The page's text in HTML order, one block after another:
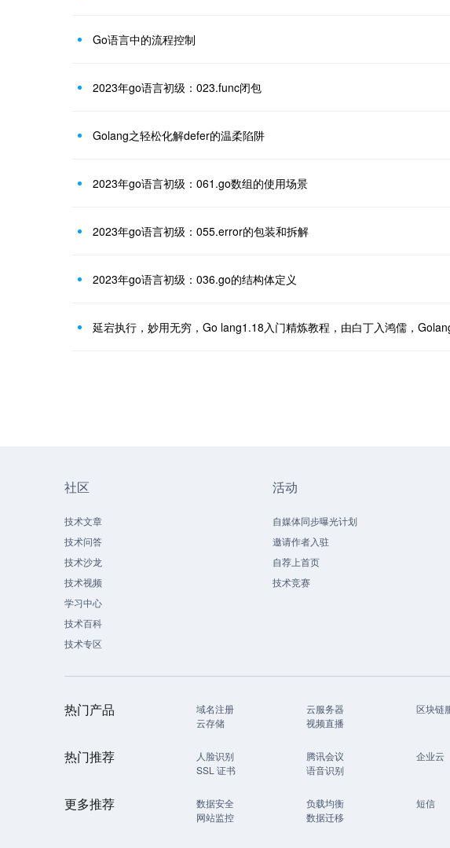
Go语言中的流程控制
2023年go语言初级：023.func闭包
Golang之轻松化解defer的温柔陷阱
2023年go语言初级：061.go数组的使用场景
2023年go语言初级：055.error的包装和拆解
2023年go语言初级：036.go的结构体定义
社区
技术文章
技术问答
技术沙龙
技术视频
学习中心
技术百科
技术专区
活动
自媒体同步曝光计划
邀请作者入驻
自荐上首页
技术竞赛
热门产品 域名注册 云服务器 区块链
云存储
视频直播
热门推荐 人脸识别 腾讯会议 企业云
SSL 证书
语音识别
更多推荐 数据安全 负载均衡 短信
网站监控
数据迁移